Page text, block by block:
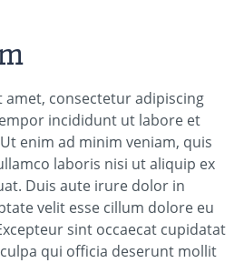
consectetur adipiscing
incididunt ut labore et
enim ad minim veniam, quis
laboris nisi ut aliquip ex
Duis aute irure dolor in
velit esse cillum dolore eu
sint occaecat cupidatat
qui officia deserunt mollit